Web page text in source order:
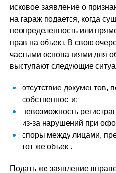
исковое заявление о
на гараж подается, когда
неопределенность или
прав на объект. В свою
частыми основаниями для
выступают следующие
отсутствие документов,
собственности;
невозможность
из-за нарушений при
споры между лицами,
тот же объект.
Подать же заявление